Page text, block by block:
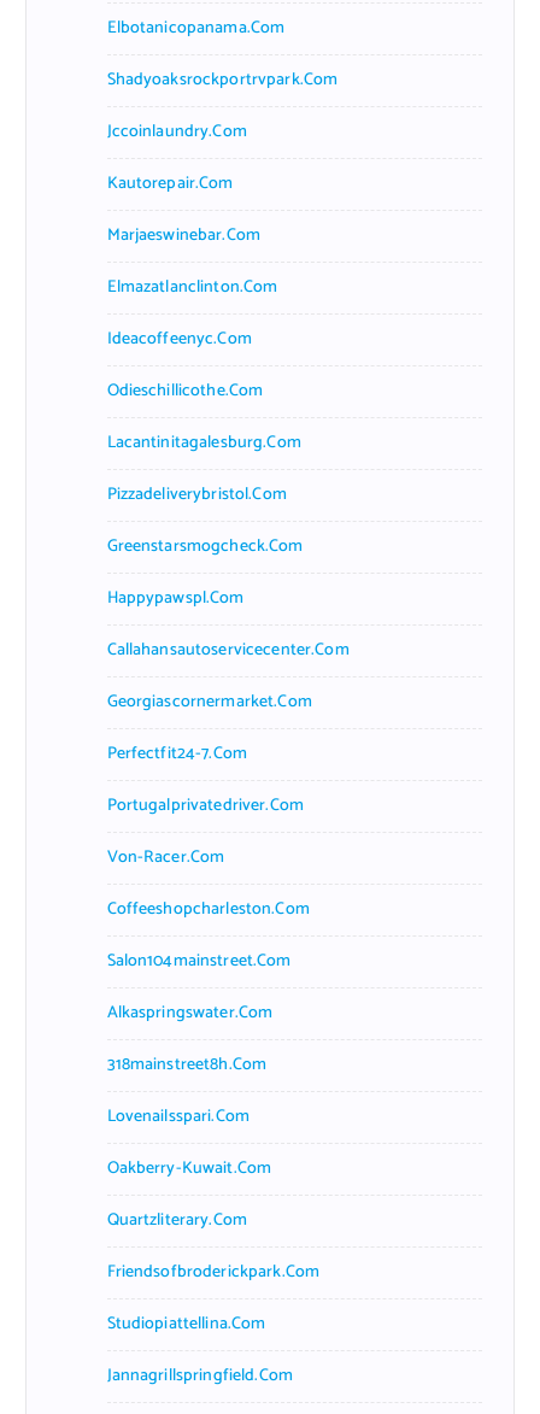
Elbotanicopanama.com
Shadyoaksrockportrvpark.com
Jccoinlaundry.com
Kautorepair.com
Marjaeswinebar.com
Elmazatlanclinton.com
Ideacoffeenyc.com
Odieschillicothe.com
Lacantinitagalesburg.com
Pizzadeliverybristol.com
Greenstarsmogcheck.com
Happypawspl.com
Callahansautoservicecenter.com
Georgiascornermarket.com
Perfectfit24-7.com
Portugalprivatedriver.com
Von-Racer.com
Coffeeshopcharleston.com
Salon104mainstreet.com
Alkaspringswater.com
318mainstreet8h.com
Lovenailsspari.com
Oakberry-Kuwait.com
Quartzliterary.com
Friendsofbroderickpark.com
Studiopiattellina.com
Jannagrillspringfield.com